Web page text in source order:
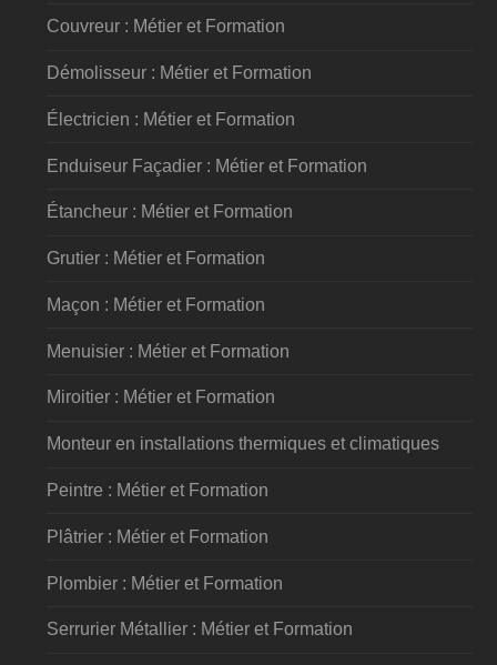
Couvreur : Métier et Formation
Démolisseur : Métier et Formation
Électricien : Métier et Formation
Enduiseur Façadier : Métier et Formation
Étancheur : Métier et Formation
Grutier : Métier et Formation
Maçon : Métier et Formation
Menuisier : Métier et Formation
Miroitier : Métier et Formation
Monteur en installations thermiques et climatiques
Peintre : Métier et Formation
Plâtrier : Métier et Formation
Plombier : Métier et Formation
Serrurier Métallier : Métier et Formation